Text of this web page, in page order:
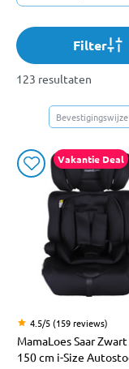
Filter
123 resultaten
Vakantie Deal
4.5/5 (159 reviews)
MamaLoes Saar
150 cm i-Size